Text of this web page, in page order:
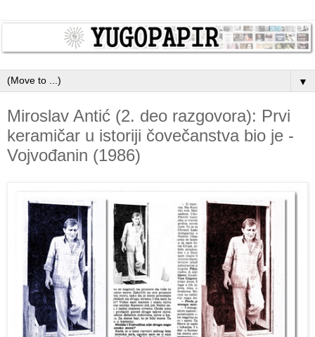
▼
Miroslav Antić (2. deo razgovora): Prvi
keramičar u istoriji čovečanstva bio je -
Vojvođanin (1986)